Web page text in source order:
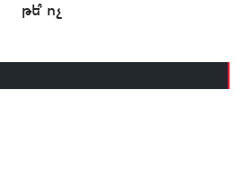
թե՞ ոչ